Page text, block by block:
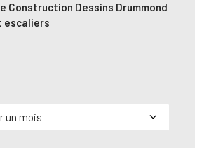
Construction Dessins Drummond
escaliers